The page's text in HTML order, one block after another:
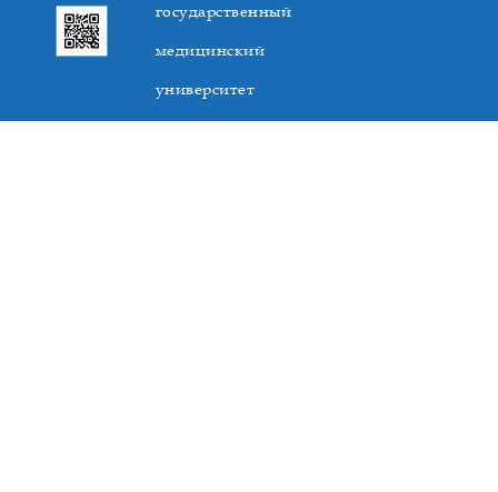
государственный
медицинский
университет